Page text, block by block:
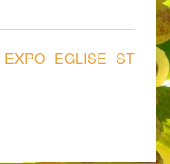
EGLISE ST